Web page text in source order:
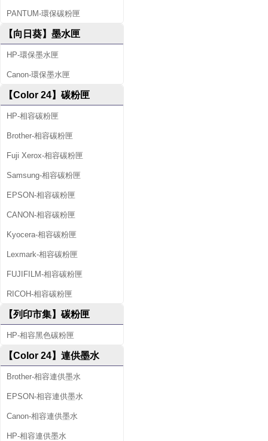
PANTUM-環保碳粉匣
【向日葵】墨水匣
HP-環保墨水匣
Canon-環保墨水匣
【Color 24】碳粉匣
HP-相容碳粉匣
Brother-相容碳粉匣
Fuji Xerox-相容碳粉匣
Samsung-相容碳粉匣
EPSON-相容碳粉匣
CANON-相容碳粉匣
Kyocera-相容碳粉匣
Lexmark-相容碳粉匣
FUJIFILM-相容碳粉匣
RICOH-相容碳粉匣
【列印市集】碳粉匣
HP-相容黑色碳粉匣
【Color 24】連供墨水
Brother-相容連供墨水
EPSON-相容連供墨水
Canon-相容連供墨水
HP-相容連供墨水